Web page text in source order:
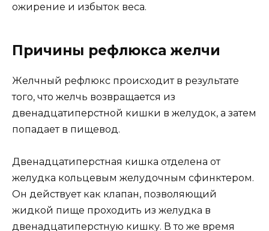
ожирение и избыток веса.
Причины рефлюкса желчи
Желчный рефлюкс происходит в результате
того, что желчь возвращается из
двенадцатиперстной кишки в желудок, а затем
попадает в пищевод.
Двенадцатиперстная кишка отделена от
желудка кольцевым желудочным сфинктером.
Он действует как клапан, позволяющий
жидкой пище проходить из желудка в
двенадцатиперстную кишку. В то же время